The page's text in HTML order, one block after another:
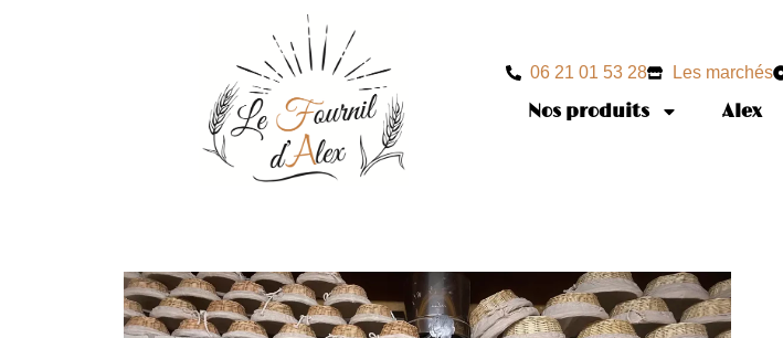
06 21 01 53 28 Les marchés
Nos produits Alex